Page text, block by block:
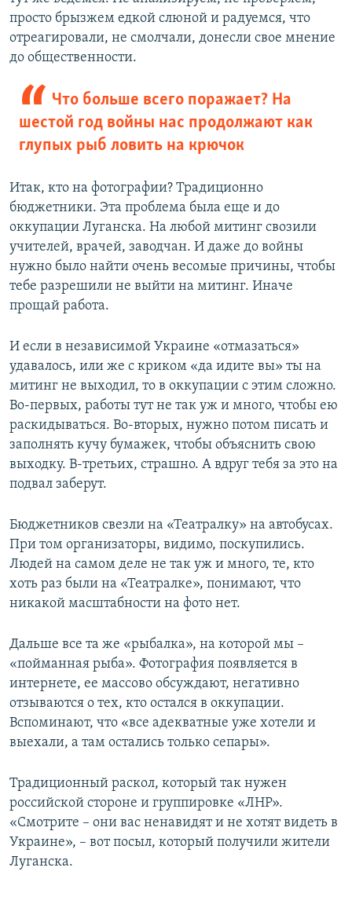
просто брызжем едкой слюной и радуемся, что
отреагировали, не смолчали, донесли свое мнение
до общественности.
Что больше всего поражает? На
шестой год войны нас продолжают как
глупых рыб ловить на крючок
Итак, кто на фотографии? Традиционно
бюджетники. Эта проблема была еще и до
оккупации Луганска. На любой митинг свозили
учителей, врачей, заводчан. И даже до войны
нужно было найти очень весомые причины, чтобы
тебе разрешили не выйти на митинг. Иначе
прощай работа.
И если в независимой Украине «отмазаться»
удавалось, или же с криком «да идите вы» ты на
митинг не выходил, то в оккупации с этим сложно.
Во-первых, работы тут не так уж и много, чтобы ею
раскидываться. Во-вторых, нужно потом писать и
заполнять кучу бумажек, чтобы объяснить свою
выходку. В-третьих, страшно. А вдруг тебя за это на
подвал заберут.
Бюджетников свезли на «Театралку» на автобусах.
При том организаторы, видимо, поскупились.
Людей на самом деле не так уж и много, те, кто
хоть раз были на «Театралке», понимают, что
никакой масштабности на фото нет.
Дальше все та же «рыбалка», на которой мы –
«пойманная рыба». Фотография появляется в
интернете, ее массово обсуждают, негативно
отзываются о тех, кто остался в оккупации.
Вспоминают, что «все адекватные уже хотели и
выехали, а там остались только сепары».
Традиционный раскол, который так нужен
российской стороне и группировке «ЛНР».
«Смотрите – они вас ненавидят и не хотят видеть в
Украине», – вот посыл, который получили жители
Луганска.